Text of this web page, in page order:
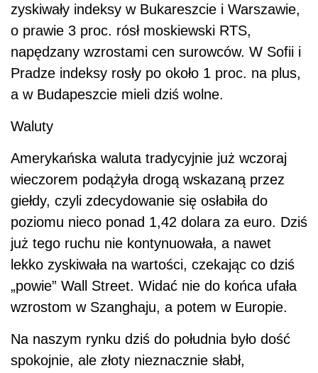
zyskiwały indeksy w Bukareszcie i Warszawie,
o prawie 3 proc. rósł moskiewski RTS,
napędzany wzrostami cen surowców. W Sofii i
Pradze indeksy rosły po około 1 proc. na plus,
a w Budapeszcie mieli dziś wolne.
Waluty
Amerykańska waluta tradycyjnie już wczoraj
wieczorem podążyła drogą wskazaną przez
giełdy, czyli zdecydowanie się osłabiła do
poziomu nieco ponad 1,42 dolara za euro. Dziś
już tego ruchu nie kontynuowała, a nawet
lekko zyskiwała na wartości, czekając co dziś
„powie” Wall Street. Widać nie do końca ufała
wzrostom w Szanghaju, a potem w Europie.
Na naszym rynku dziś do południa było dość
spokojnie, ale złoty nieznacznie słabł,